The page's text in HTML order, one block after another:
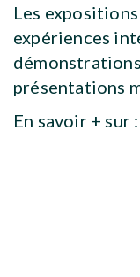
Les
expériences
présentations
En savoir + sur :